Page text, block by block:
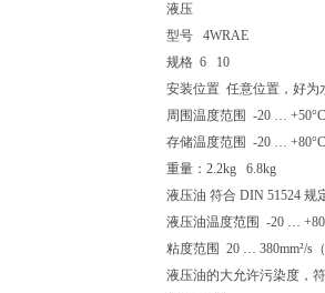
液压
型号 4WRAE
规格 6 10
安装位置 任意位置，好为
周围温度范围 -20 … +50°C
存储温度范围 -20 … +80°C
重量：2.2kg 6.8kg
液压油 符合 DIN 51524 规
液压油温度范围 -20 …
粘度范围 20 … 380mm²/s
液压油的大允许污染度，